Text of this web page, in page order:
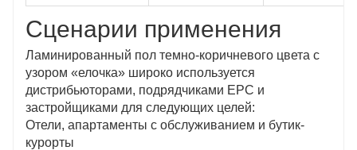
Сценарии применения
Ламинированный пол темно-коричневого цвета с
узором «елочка» широко используется
дистрибьюторами, подрядчиками EPC и
застройщиками для следующих целей:
Отели, апартаменты с обслуживанием и бутик-
курорты